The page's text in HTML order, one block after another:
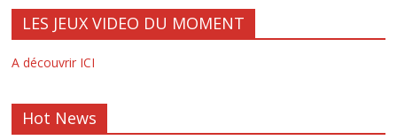
LES JEUX VIDEO DU MOMENT
A découvrir ICI
Hot News